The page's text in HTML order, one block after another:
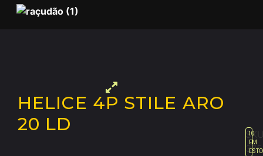
HELICE 4P STILE ARO
20 LD
375
10
EM